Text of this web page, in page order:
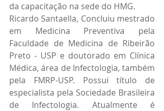
da capacitação na sede do HMG.
Ricardo Santaella, Concluiu mestrado
em Medicina Preventiva pela
Faculdade de Medicina de Ribeirão
Preto - USP e doutorado em Clínica
Médica, área de Infectologia, também
pela FMRP-USP. Possui título de
especialista pela Sociedade Brasileira
de Infectologia. Atualmente é